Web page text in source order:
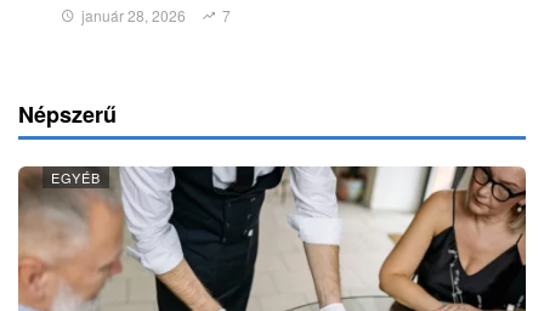
január 28, 2026 7
Népszerű
EGYÉB